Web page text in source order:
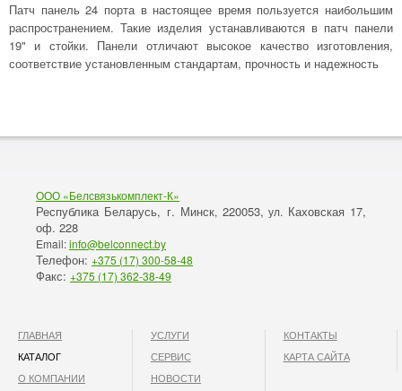
Патч панель 24 порта в настоящее время пользуется наибольшим
распространением. Такие изделия устанавливаются в патч панели
19" и стойки. Панели отличают высокое качество изготовления,
соответствие установленным стандартам, прочность и надежность
ООО «Белсвязькомплект-К»
Республика Беларусь, г. Минск, 220053, ул. Каховская 17,
оф. 228
Email:info@belconnect.by
Телефон: +375 (17) 300-58-48
Факс: +375 (17) 362-38-49
ГЛАВНАЯ
КАТАЛОГ
О КОМПАНИИ
УСЛУГИ
СЕРВИС
НОВОСТИ
КОНТАКТЫ
КАРТА САЙТА